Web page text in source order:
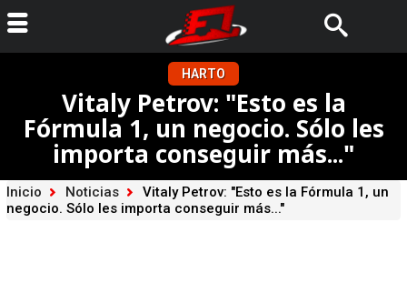
HARTO
Vitaly Petrov: "Esto es la
Fórmula 1, un negocio. Sólo les
importa conseguir más..."
Inicio Noticias
Vitaly Petrov: "Esto es la Fórmula 1, un
negocio. Sólo les importa conseguir más..."